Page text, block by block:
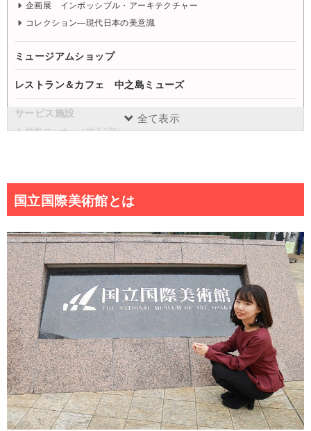
企画展 インポッシブル・アーキテクチャー
コレクション―現代日本の美意識
ミュージアムショップ
レストラン＆カフェ 中之島ミューズ
サービス施設
情報コーナー（地下1階）
コインロッカー
観覧料
国立国際美術館 アクセス
まとめ
全て表示
国立国際美術館とは